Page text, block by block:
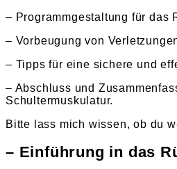
– Programmgestaltung für das
– Vorbeugung von
– Tipps für eine sichere und
– Abschluss und
Schultermuskulatur.
Bitte lass mich wissen, ob du
– Einführung in das